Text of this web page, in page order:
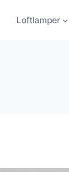
Loftlamper